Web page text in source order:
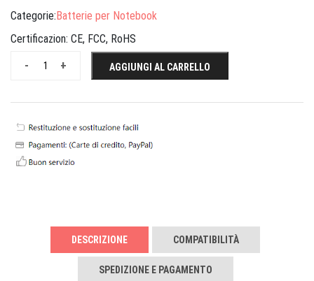
Categorie:Batterie per Notebook
Certificazion: CE, FCC, RoHS
+
- AGGIUNGI AL CARRELLO
DESCRIZIONE COMPATIBILITÀ
SPEDIZIONE E PAGAMENTO